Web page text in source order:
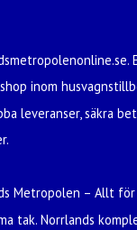
inom
leveranser, säkra
Metropolen – Allt
tak. Norrlands